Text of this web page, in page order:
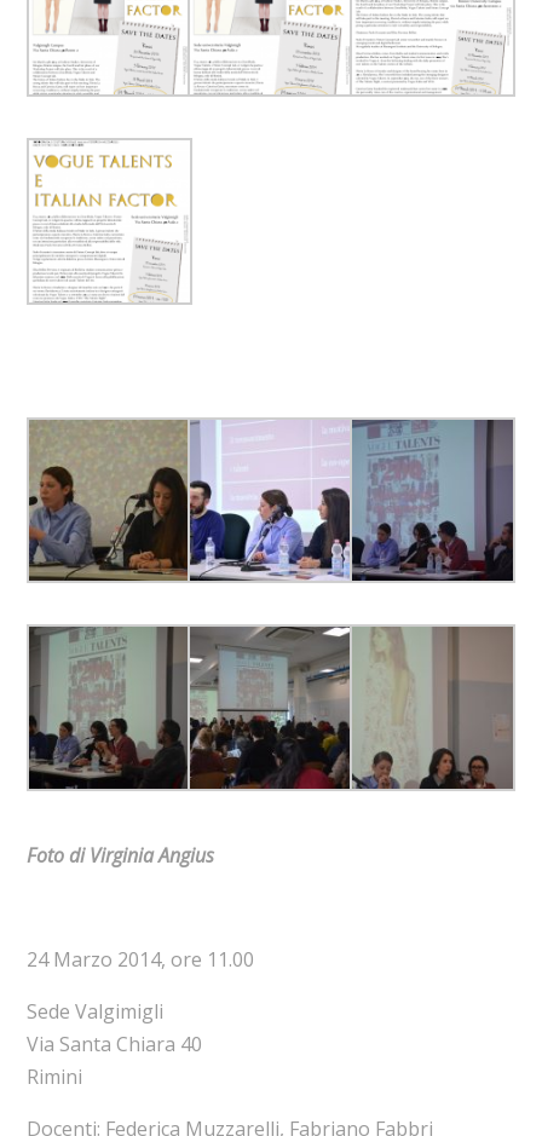
Foto di Virginia Angius
24 Marzo 2014, ore 11.00
Sede Valgimigli
Via Santa Chiara 40
Rimini
Docenti: Federica Muzzarelli, Fabriano Fabbri